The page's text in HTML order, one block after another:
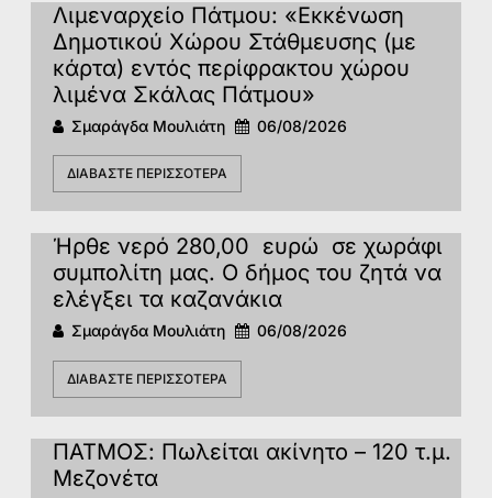
Λιμεναρχείο Πάτμου: «Εκκένωση
Δημοτικού Χώρου Στάθμευσης (με
κάρτα) εντός περίφρακτου χώρου
λιμένα Σκάλας Πάτμου»
Σμαράγδα Μουλιάτη 06/08/2026
ΔΙΑΒΆΣΤΕ ΠΕΡΙΣΣΌΤΕΡΑ
Ήρθε νερό 280,00 ευρώ σε χωράφι
συμπολίτη μας. Ο δήμος του ζητά να
ελέγξει τα καζανάκια
Σμαράγδα Μουλιάτη 06/08/2026
ΔΙΑΒΆΣΤΕ ΠΕΡΙΣΣΌΤΕΡΑ
ΠΑΤΜΟΣ: Πωλείται ακίνητο – 120 τ.μ.
Μεζονέτα